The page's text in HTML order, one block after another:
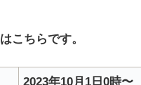
こちらです。
2023年10月1日0時〜